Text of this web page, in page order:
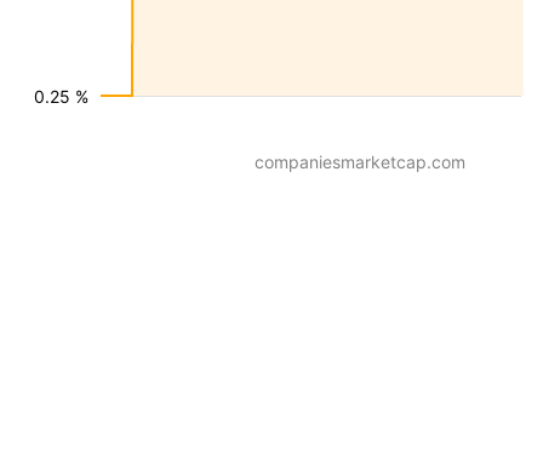
0.25 %
companiesmarketcap.com